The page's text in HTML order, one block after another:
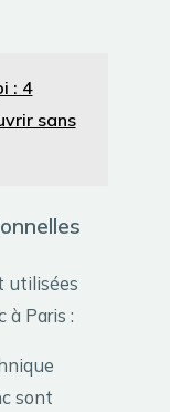
: 4
sans
utilisées
Paris :
sont